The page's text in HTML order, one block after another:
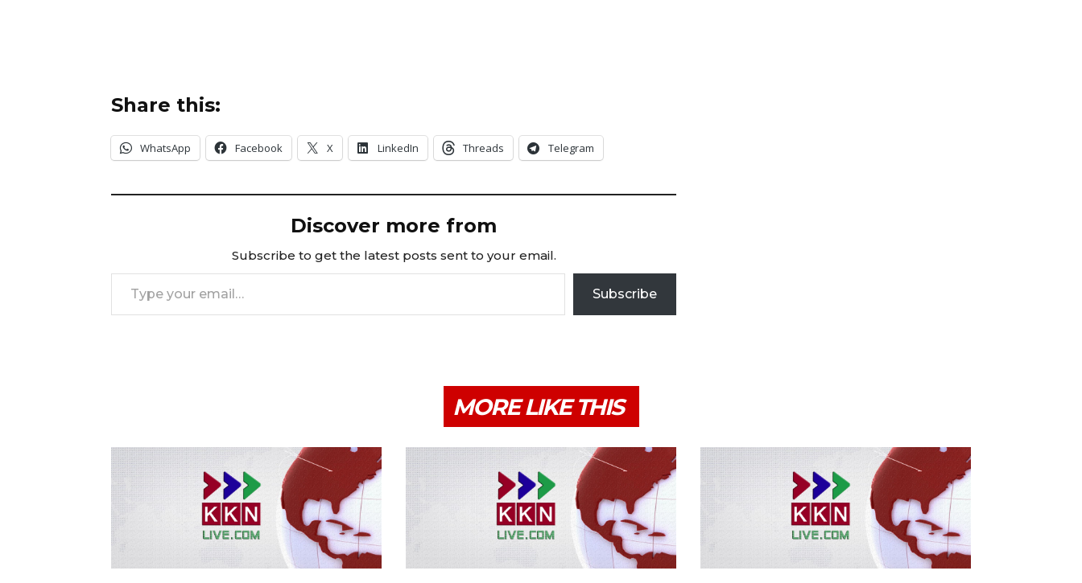
Share this:
WhatsApp Facebook X LinkedIn Threads Telegram
Discover more from
Subscribe to get the latest posts sent to your email.
Type your email…
Subscribe
MORE LIKE THIS